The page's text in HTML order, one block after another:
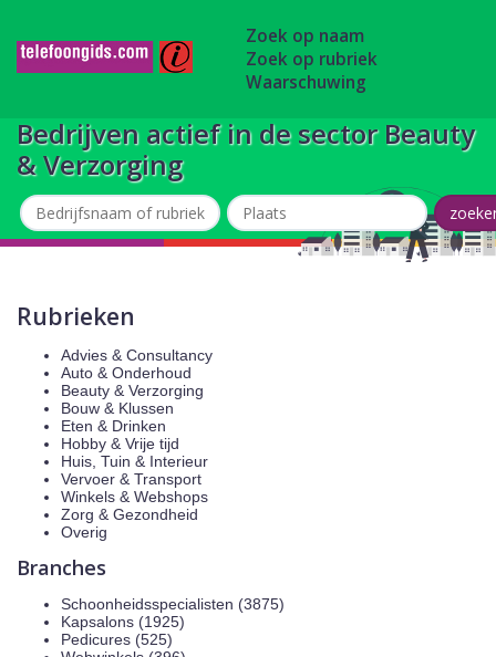
Zoek op naam
Zoek op rubriek
Waarschuwing
Bedrijven actief in de sector Beauty
& Verzorging
Rubrieken
Advies & Consultancy
Auto & Onderhoud
Beauty & Verzorging
Bouw & Klussen
Eten & Drinken
Hobby & Vrije tijd
Huis, Tuin & Interieur
Vervoer & Transport
Winkels & Webshops
Zorg & Gezondheid
Overig
Branches
Schoonheidsspecialisten (3875)
Kapsalons (1925)
Pedicures (525)